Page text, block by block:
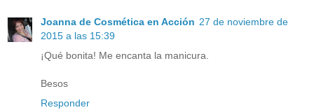
Joanna de Cosmética en Acción 27 de noviembre de
2015 a las 15:39
¡Qué bonita! Me encanta la manicura.
Besos
Responder